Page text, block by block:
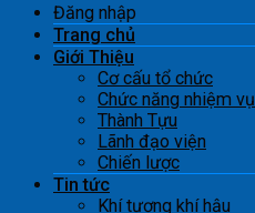
Đăng nhập
Trang chủ
Giới Thiệu
Cơ cấu tổ chức
Chức năng nhiệm vụ
Thành Tựu
Lãnh đạo viện
Chiến lược
Tin tức
Khí tượng khí hậu